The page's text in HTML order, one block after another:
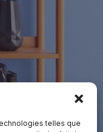
telles que